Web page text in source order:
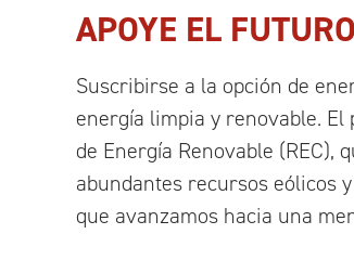
APOYE EL
Suscribirse a la opción de
energía limpia y renovable. El
de Energía Renovable
abundantes recursos eólicos
que avanzamos hacia una